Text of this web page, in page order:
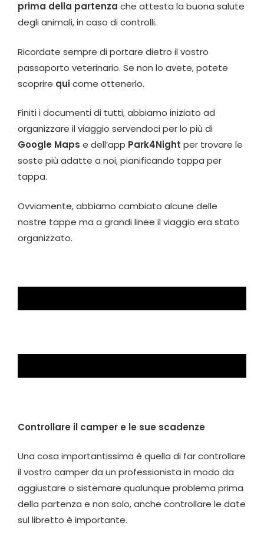
prima della partenza che attesta la buona salute
degli animali, in caso di controlli.
Ricordate sempre di portare dietro il vostro
passaporto veterinario. Se non lo avete, potete
scoprire quicome ottenerlo.
Finiti i documenti di tutti, abbiamo iniziato ad
organizzare il viaggio servendoci per lo più di
Google Maps e dell’app Park4Night per trovare le
soste più adatte a noi, pianificando tappa per
tappa.
Ovviamente, abbiamo cambiato alcune delle
nostre tappe ma a grandi linee il viaggio era stato
organizzato.
Controllare il camper e le sue scadenze
Una cosa importantissima è quella di far controllare
il vostro camper da un professionista in modo da
aggiustare o sistemare qualunque problema prima
della partenza e non solo, anche controllare le date
sul libretto è importante.